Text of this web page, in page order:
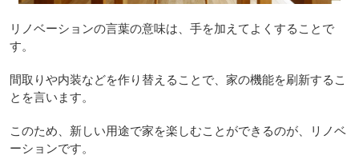
リノベーションの言葉の意味は、手を加えてよくすることで
す。
間取りや内装などを作り替えることで、家の機能を刷新するこ
とを言います。
このため、新しい用途で家を楽しむことができるのが、リノベ
ーションです。